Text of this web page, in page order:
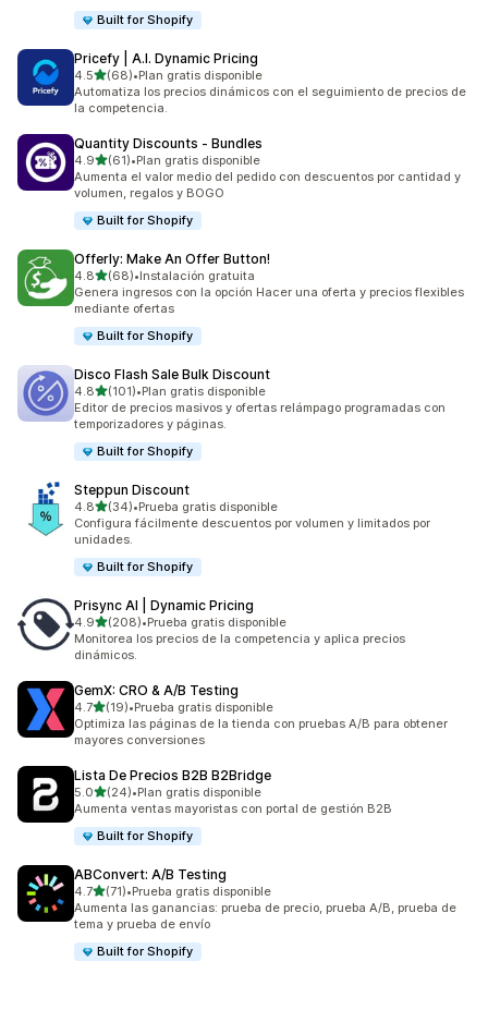
Built for Shopify
Pricefy | A.I. Dynamic Pricing
4.5de 5 estrellas
(68)
68 reseñas en total
•Plan gratis disponible
Automatiza los precios dinámicos con el seguimiento de precios de
la competencia.
Quantity Discounts ‑ Bundles
4.9de 5 estrellas
(61)
61 reseñas en total
•Plan gratis disponible
Aumenta el valor medio del pedido con descuentos por cantidad y
volumen, regalos y BOGO
Built for Shopify
Offerly: Make An Offer Button!
4.8de 5 estrellas
(68)
68 reseñas en total
•Instalación gratuita
Genera ingresos con la opción Hacer una oferta y precios flexibles
mediante ofertas
Built for Shopify
Disco Flash Sale Bulk Discount
4.8de 5 estrellas
(101)
101 reseñas en total
•Plan gratis disponible
Editor de precios masivos y ofertas relámpago programadas con
temporizadores y páginas.
Built for Shopify
Steppun Discount
4.8de 5 estrellas
(34)
34 reseñas en total
•Prueba gratis disponible
Configura fácilmente descuentos por volumen y limitados por
unidades.
Built for Shopify
Prisync AI | Dynamic Pricing
4.9de 5 estrellas
(208)
208 reseñas en total
•Prueba gratis disponible
Monitorea los precios de la competencia y aplica precios
dinámicos.
GemX: CRO & A/B Testing
4.7de 5 estrellas
(19)
19 reseñas en total
•Prueba gratis disponible
Optimiza las páginas de la tienda con pruebas A/B para obtener
mayores conversiones
Lista De Precios B2B B2Bridge
5.0de 5 estrellas
(24)
24 reseñas en total
•Plan gratis disponible
Aumenta ventas mayoristas con portal de gestión B2B
Built for Shopify
ABConvert: A/B Testing
4.7de 5 estrellas
(71)
71 reseñas en total
•Prueba gratis disponible
Aumenta las ganancias: prueba de precio, prueba A/B, prueba de
tema y prueba de envío
Built for Shopify